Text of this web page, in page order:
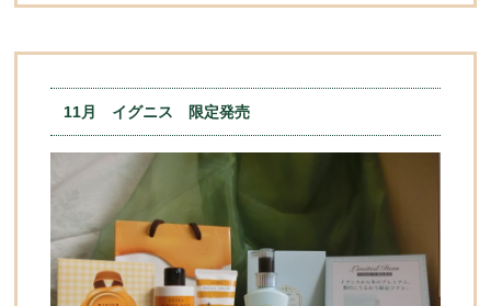
11月 イグニス 限定発売